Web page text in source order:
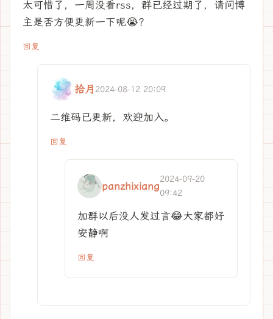
太可惜了，一周没看rss，群已经过期了，请问博
主是否方便更新一下呢😭？
回复
拾月 2024-08-12 20:09
二维码已更新，欢迎加入。
回复
panzhixiang
2024-09-20
09:42
加群以后没人发过言😂大家都好
安静啊
回复